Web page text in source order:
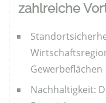
zahlreiche
Gewerbeflächen
Nachhaltigkeit: